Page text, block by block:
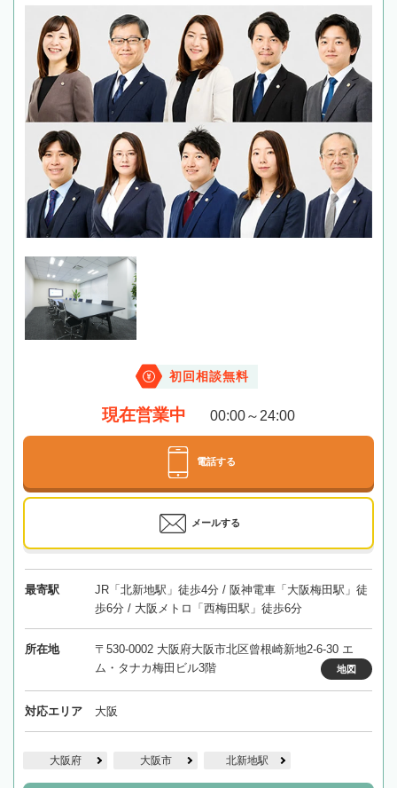
初回相談無料
現在営業中 00:00～24:00
電話する
メールする
最寄駅
JR「北新地駅」徒歩4分 / 阪神電車「大阪梅田駅」徒
歩6分 / 大阪メトロ「西梅田駅」徒歩6分
所在地
〒530-0002 大阪府大阪市北区曾根崎新地2-6-30 エ
ム・タナカ梅田ビル3階
地図
対応エリア 大阪
大阪府 大阪市 北新地駅